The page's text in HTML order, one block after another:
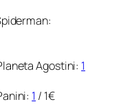
Agostini: 1
1 / 1€